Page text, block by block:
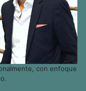
con enfoque